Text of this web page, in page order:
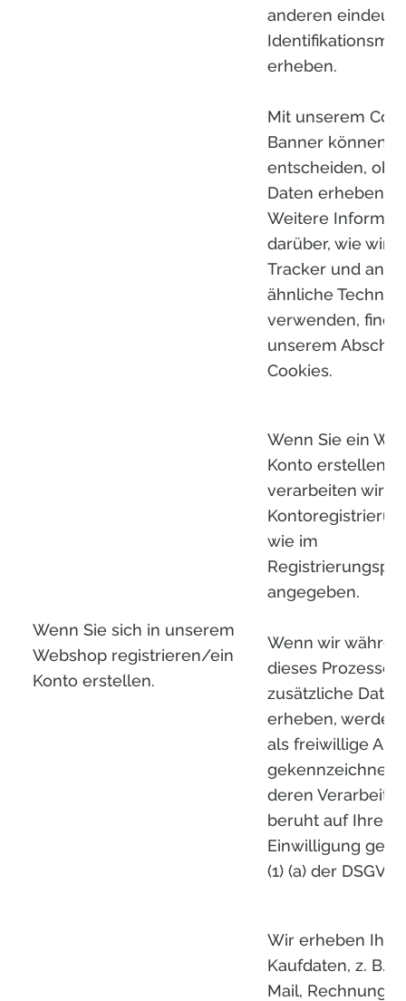
anderen
erheben.
Mit unserem
Banner können
entscheiden, ob
Daten erheben
Weitere
darüber, wie wir
Tracker und
ähnliche
verwenden,
unserem
Cookies.
Wenn Sie sich in unserem
Webshop registrieren/ein
Konto erstellen.
Wenn Sie ein
Konto erstellen,
verarbeiten wir
wie im
angegeben.
Wenn wir
dieses Prozesses
zusätzliche Daten
erheben, werden
als freiwillige
gekennzeichnet
deren
beruht auf Ihrer
Einwilligung
(1) (a) der DSGVO.
Wir erheben Ihre
Kaufdaten, z. B.
Mail,